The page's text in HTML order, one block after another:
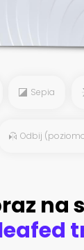
Sepia
Odbij
na